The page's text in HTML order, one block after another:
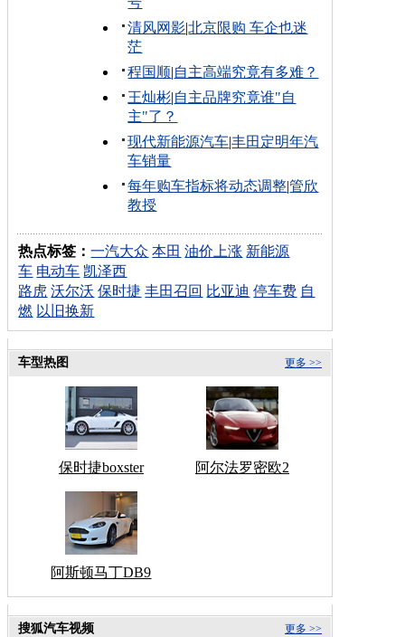
清风网影|北京限购 车企也迷
茫
程国顺|自主高端究竟有多难？
王灿彬|自主品牌究竟谁"自
主"了？
现代新能源汽车|丰田定明年汽
车销量
每年购车指标将动态调整|管欣
教授
热点标签：一汽大众 本田 油价上涨 新能源
车 电动车 凯泽西
路虎 沃尔沃 保时捷 丰田召回 比亚迪 停车费 自
燃 以旧换新
更多 >>
车型热图
保时捷boxster 阿尔法罗密欧2
阿斯顿马丁DB9
更多 >>
搜狐汽车视频